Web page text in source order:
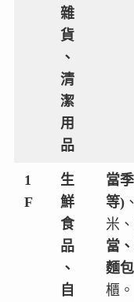
雜
貨
、
清
潔
用
品
1
F
生
鮮
食
品
、
自
當
等)
米、
當
麵包
櫃。